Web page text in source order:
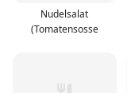
Nudelsalat
(Tomatensosse